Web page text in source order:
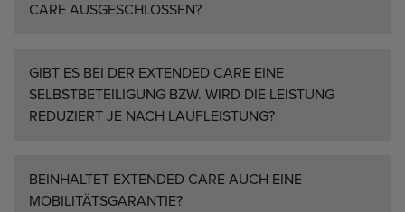
CARE AUSGESCHLOSSEN?
GIBT ES BEI DER EXTENDED CARE EINE
SELBSTBETEILIGUNG BZW. WIRD DIE LEISTUNG
REDUZIERT JE NACH LAUFLEISTUNG?
BEINHALTET EXTENDED CARE AUCH EINE
MOBILITÄTSGARANTIE?